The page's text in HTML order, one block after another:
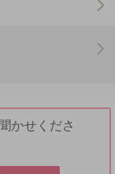
かせくださ